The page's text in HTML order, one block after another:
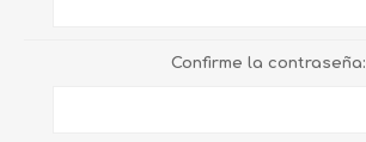
Confirme la contraseña: